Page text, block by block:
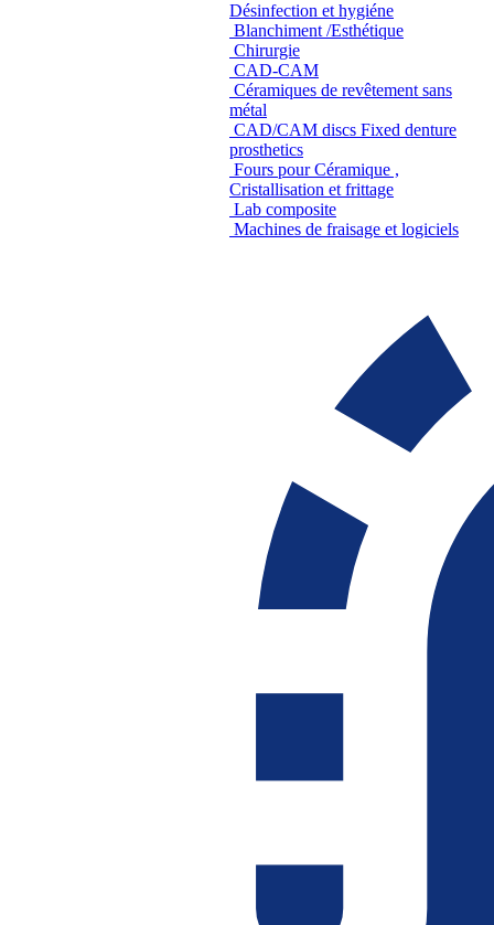
Désinfection et hygiéne
Blanchiment /Esthétique
Chirurgie
CAD-CAM
Céramiques de revêtement sans
métal
CAD/CAM discs Fixed denture
prosthetics
Fours pour Céramique ,
Cristallisation et frittage
Lab composite
Machines de fraisage et logiciels